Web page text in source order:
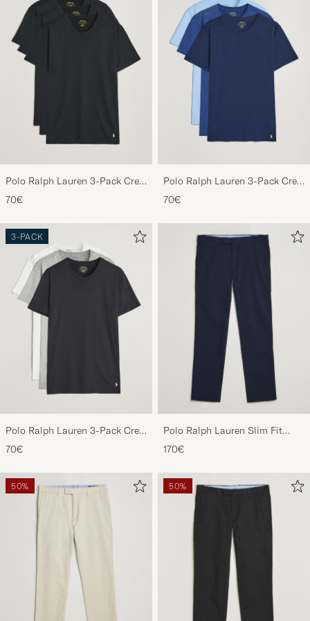
Polo Ralph Lauren 3-Pack Crew
Neck T-Shirt Black
70€
Polo Ralph Lauren 3-Pack Crew
Neck T-Shirt Navy/Light
Navy/Elite Blue
70€
3-PACK
Polo Ralph Lauren 3-Pack Crew
Neck T-Shirt
White/Black/Andover Heather
70€
Polo Ralph Lauren Slim Fit
Stretch Chinos Aviator Navy
170€
50% 50%